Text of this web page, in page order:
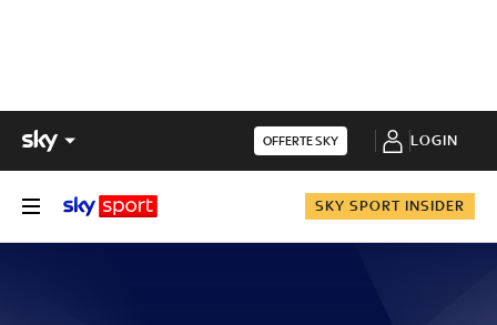
OFFERTE SKY LOGIN
SKY SPORT INSIDER